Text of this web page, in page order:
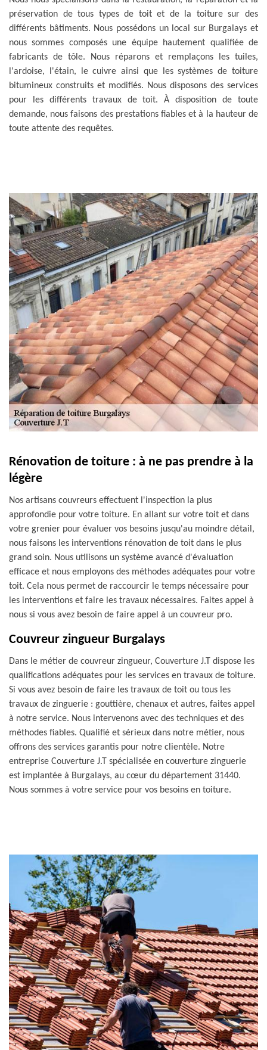
préservation de tous types de toit et de la toiture sur des
différents bâtiments. Nous possédons un local sur Burgalays et
nous sommes composés une équipe hautement qualifiée de
fabricants de tôle. Nous réparons et remplaçons les tuiles,
l'ardoise, l'étain, le cuivre ainsi que les systèmes de toiture
bitumineux construits et modifiés. Nous disposons des services
pour les différents travaux de toit. À disposition de toute
demande, nous faisons des prestations fiables et à la hauteur de
toute attente des requêtes.
Rénovation de toiture : à ne pas prendre à la
légère
Nos artisans couvreurs effectuent l'inspection la plus
approfondie pour votre toiture. En allant sur votre toit et dans
votre grenier pour évaluer vos besoins jusqu'au moindre détail,
nous faisons les interventions rénovation de toit dans le plus
grand soin. Nous utilisons un système avancé d'évaluation
efficace et nous employons des méthodes adéquates pour votre
toit. Cela nous permet de raccourcir le temps nécessaire pour
les interventions et faire les travaux nécessaires. Faites appel à
nous si vous avez besoin de faire appel à un couvreur pro.
Couvreur zingueur Burgalays
Dans le métier de couvreur zingueur, Couverture J.T dispose les
qualifications adéquates pour les services en travaux de toiture.
Si vous avez besoin de faire les travaux de toit ou tous les
travaux de zinguerie : gouttière, chenaux et autres, faites appel
à notre service. Nous intervenons avec des techniques et des
méthodes fiables. Qualifié et sérieux dans notre métier, nous
offrons des services garantis pour notre clientèle. Notre
entreprise Couverture J.T spécialisée en couverture zinguerie
est implantée à Burgalays, au cœur du département 31440.
Nous sommes à votre service pour vos besoins en toiture.